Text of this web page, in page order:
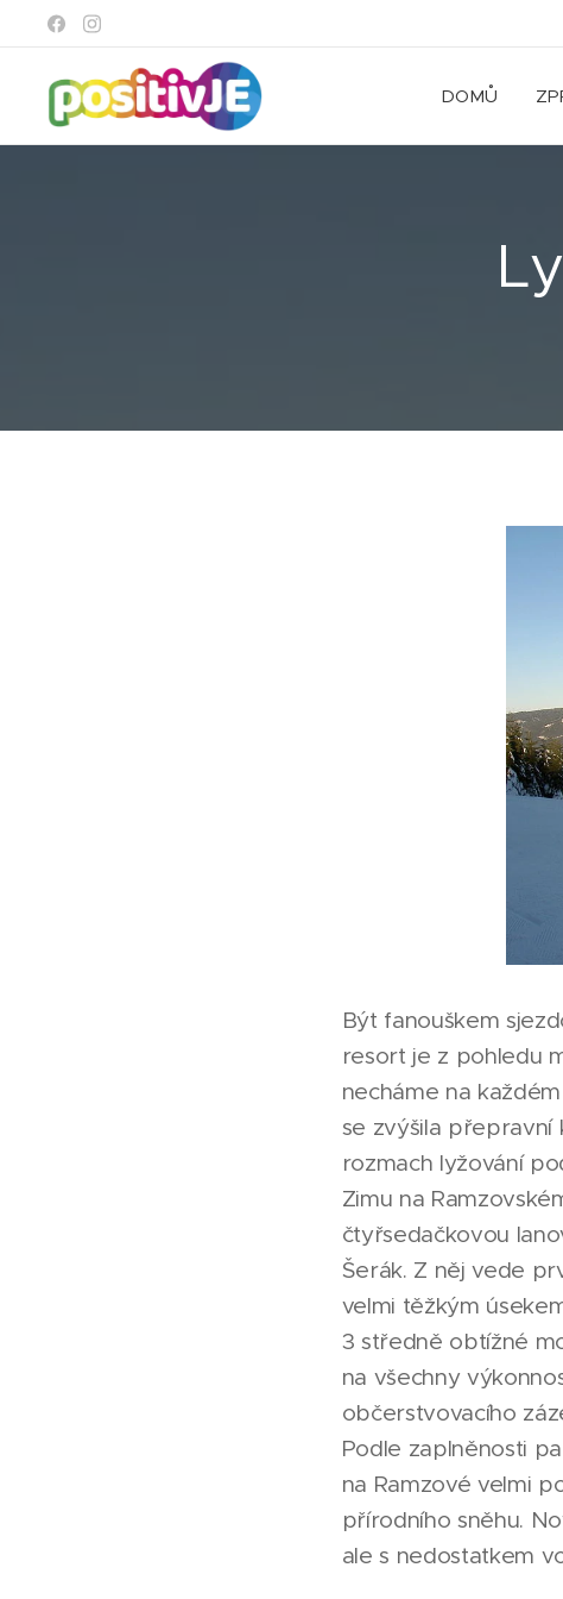
DOMŮ
Být fanouškem
resort je z pohledu
necháme na
se zvýšila přepravní
rozmach lyžování
Zimu na
čtyřsedačkovou
Šerák. Z něj vede
velmi těžkým
3 středně obtížné
na všechny
občerstvovacího
Podle zaplněnosti
na Ramzové velmi
přírodního sněhu.
ale s nedostatkem